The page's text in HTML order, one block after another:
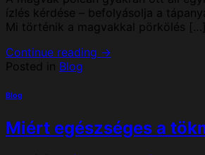
ízlés kérdése – befolyásolja a
Mi történik a magvakkal pörkölés […]
Continue reading →
Posted in Blog
Blog
Miért egészséges a